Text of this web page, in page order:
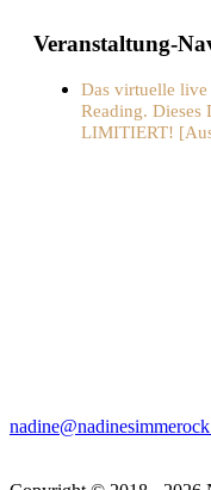
Veranstaltung-
Das virtuelle
Reading. Dieses
LIMITIERT!